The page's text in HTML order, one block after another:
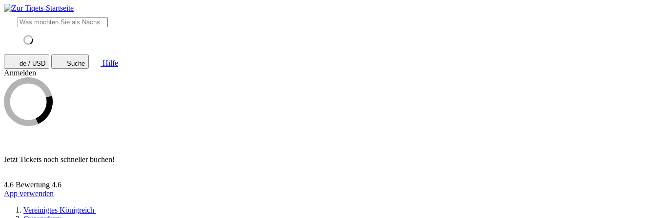
de / USD Suche
Hilfe
Anmelden
Jetzt Tickets noch schneller buchen!
4.6 Bewertung 4.6
App verwenden
Vereinigtes Königreich